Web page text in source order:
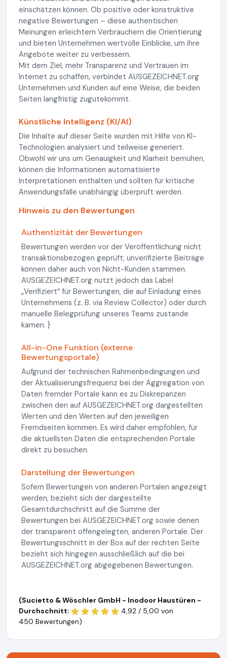
einschätzen können. Ob positive oder konstruktive
negative Bewertungen – diese authentischen
Meinungen erleichtern Verbrauchern die Orientierung
und bieten Unternehmen wertvolle Einblicke, um ihre
Angebote weiter zu verbessern.
Mit dem Ziel, mehr Transparenz und Vertrauen im
Internet zu schaffen, verbindet AUSGEZEICHNET.org
Unternehmen und Kunden auf eine Weise, die beiden
Seiten langfristig zugutekommt.
Künstliche Intelligenz (KI/AI)
Die Inhalte auf dieser Seite wurden mit Hilfe von KI-
Technologien analysiert und teilweise generiert.
Obwohl wir uns um Genauigkeit und Klarheit bemühen,
können die Informationen automatisierte
Interpretationen enthalten und sollten für kritische
Anwendungsfälle unabhängig überprüft werden.
Hinweis zu den Bewertungen
Authentizität der Bewertungen
Bewertungen werden vor der Veröffentlichung nicht
transaktionsbezogen geprüft; unverifizierte Beiträge
können daher auch von Nicht-Kunden stammen.
AUSGEZEICHNET.org nutzt jedoch das Label
„Verifiziert“ für Bewertungen, die auf Einladung eines
Unternehmens (z. B. via Review Collector) oder durch
manuelle Belegprüfung unseres Teams zustande
kamen. }
All-in-One Funktion (externe
Bewertungsportale)
Aufgrund der technischen Rahmenbedingungen und
der Aktualisierungsfrequenz bei der Aggregation von
Daten fremder Portale kann es zu Diskrepanzen
zwischen den auf AUSGEZEICHNET.org dargestellten
Werten und den Werten auf den jeweiligen
Fremdseiten kommen. Es wird daher empfohlen, für
die aktuellsten Daten die entsprechenden Portale
direkt zu besuchen.
Darstellung der Bewertungen
Sofern Bewertungen von anderen Portalen angezeigt
werden, bezieht sich der dargestellte
Gesamtdurchschnitt auf die Summe der
Bewertungen bei AUSGEZEICHNET.org sowie denen
der transparent offengelegten, anderen Portale. Der
Bewertungsschnitt in der Box auf der rechten Seite
bezieht sich hingegen ausschließlich auf die bei
AUSGEZEICHNET.org abgegebenen Bewertungen.
(Sucietto & Wöschler GmbH - Inodoor Haustüren -
Durchschnitt:
4,92 / 5,00 von
450 Bewertungen)